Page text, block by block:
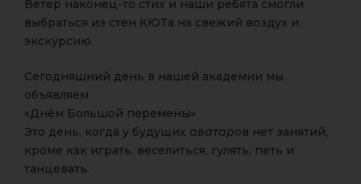
Ветер наконец-то стих и наши ребята смогли
выбраться из стен КЮТа на свежий воздух и
экскурсию.
Сегодняшний день в нашей академии мы
объявляем
«Днём Большой перемены»
Это день, когда у будущих аватаров нет занятий,
кроме как играть, веселиться, гулять, петь и
танцевать.